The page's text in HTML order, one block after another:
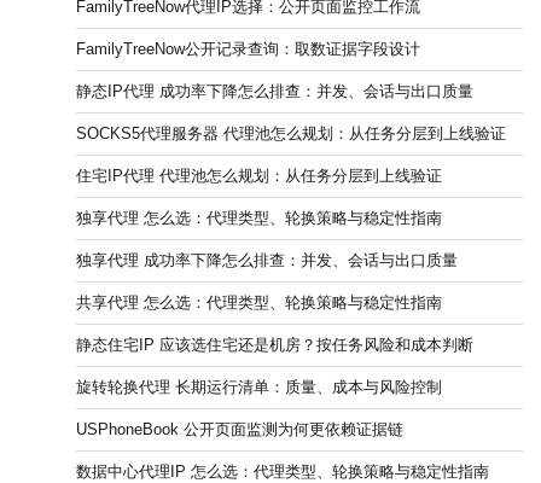
FamilyTreeNow代理IP选择：公开页面监控工作流
FamilyTreeNow公开记录查询：取数证据字段设计
静态IP代理 成功率下降怎么排查：并发、会话与出口质量
SOCKS5代理服务器 代理池怎么规划：从任务分层到上线验证
住宅IP代理 代理池怎么规划：从任务分层到上线验证
独享代理 怎么选：代理类型、轮换策略与稳定性指南
独享代理 成功率下降怎么排查：并发、会话与出口质量
共享代理 怎么选：代理类型、轮换策略与稳定性指南
静态住宅IP 应该选住宅还是机房？按任务风险和成本判断
旋转轮换代理 长期运行清单：质量、成本与风险控制
USPhoneBook 公开页面监测为何更依赖证据链
数据中心代理IP 怎么选：代理类型、轮换策略与稳定性指南